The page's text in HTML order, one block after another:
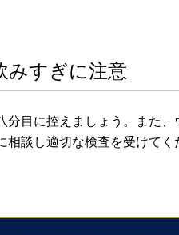
みすぎに注意
分目に控えましょう。また
談し適切な検査を受けてく